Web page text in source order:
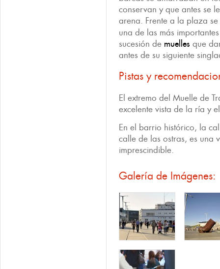
conservan y que antes se
arena. Frente a la plaza
una de las más
sucesión de muelles que
antes de su siguiente
Pistas y
El extremo del Muelle de
excelente vista de la ría y
En el barrio histórico, la
calle de las ostras, es una
imprescindible.
Galería de Imágenes: